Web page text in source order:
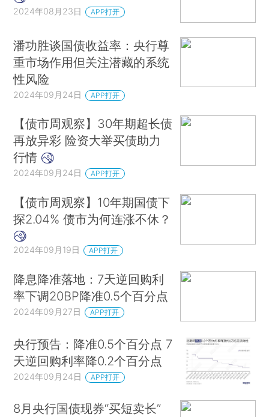
2024年08月23日 APP打开
潘功胜谈国债收益率：央行尊
重市场作用但关注潜藏的系统
性风险
2024年09月24日 APP打开
【债市周观察】30年期超长债
再放异彩 险资大举买债助力
行情
2024年09月24日 APP打开
【债市周观察】10年期国债下
探2.04% 债市为何连涨不休？
2024年09月19日 APP打开
降息降准落地：7天逆回购利
率下调20BP降准0.5个百分点
2024年09月27日 APP打开
央行预告：降准0.5个百分点 7
天逆回购利率降0.2个百分点
2024年09月24日 APP打开
8月央行国债现券“买短卖长”